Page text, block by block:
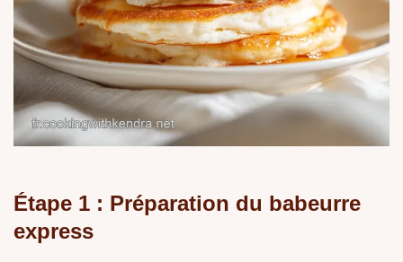
Étape 1 : Préparation du babeurre
express